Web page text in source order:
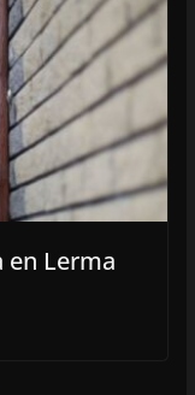
en Lerma